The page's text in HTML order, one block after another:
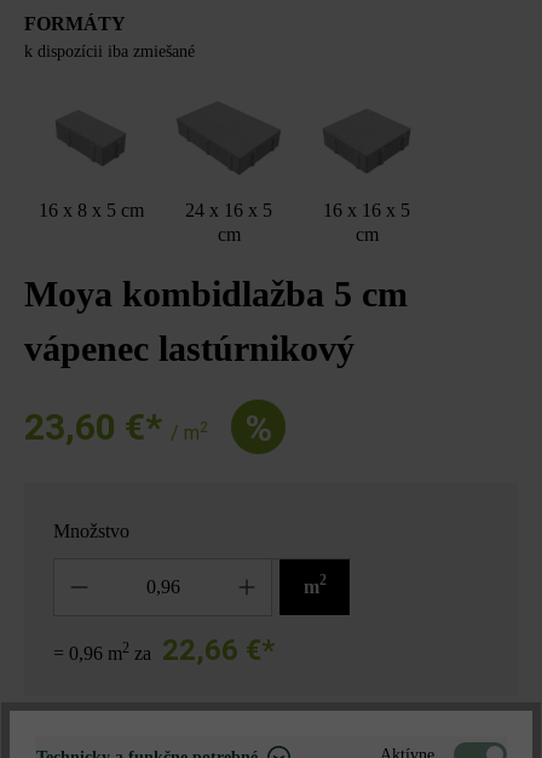
FORMÁTY
k dispozícii iba zmiešané
16 x 8 x 5 cm
24 x 16 x 5
cm
16 x 16 x 5
cm
Moya kombidlažba 5 cm
vápenec lastúrnikový
23,60 €* / m2 %
Množstvo
m2
= 0,96 m2 za 22,66 €*